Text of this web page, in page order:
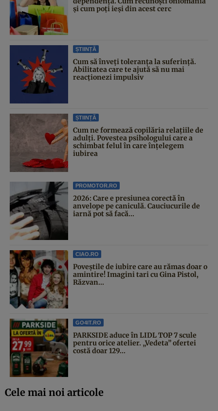
și cum poți ieși din acest cerc
ȘTIINȚĂ
Cum să înveți toleranța la suferință.
Abilitatea care te ajută să nu mai
reacționezi impulsiv
ȘTIINȚĂ
Cum ne formează copilăria relațiile de
adulți. Povestea psihologului care a
schimbat felul în care înțelegem
iubirea
PROMOTOR.RO
2026: Care e presiunea corectă în
anvelope pe caniculă. Cauciucurile de
iarnă pot să facă...
CIAO.RO
Poveştile de iubire care au rămas doar o
amintire! Imagini tari cu Gina Pistol,
Răzvan...
GO4IT.RO
PARKSIDE aduce în LIDL TOP 7 scule
pentru orice atelier. „Vedeta” ofertei
costă doar 129...
Cele mai noi articole